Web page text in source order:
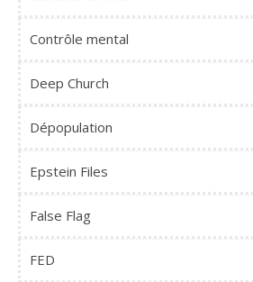
Contrôle mental
Deep Church
Dépopulation
Epstein Files
False Flag
FED